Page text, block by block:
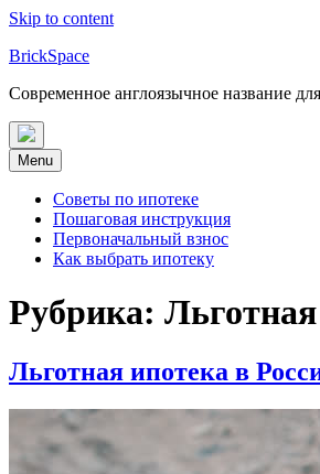
Skip to content
BrickSpace
Современное англоязычное название
Menu
Советы по ипотеке
Пошаговая инструкция
Первоначальный взнос
Как выбрать ипотеку
Рубрика:
Льготная ипотека в